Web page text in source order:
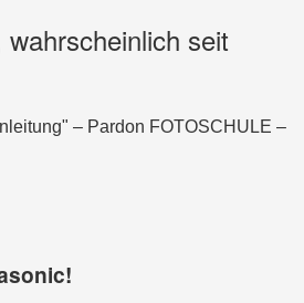
seit
– Pardon FOTOSCHULE –